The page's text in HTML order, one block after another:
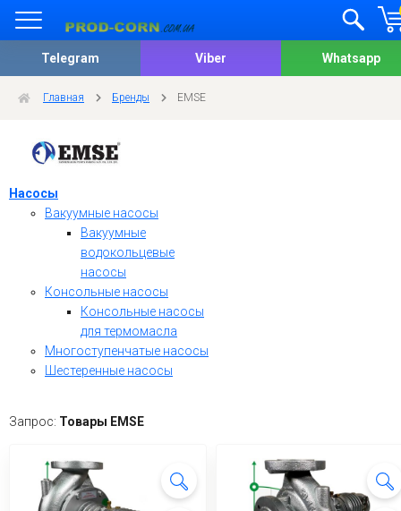
Telegram Viber Whatsapp
Главная Бренды EMSE
Насосы
Вакуумные насосы
Вакуумные
водокольцевые
насосы
Консольные насосы
Консольные насосы
для термомасла
Многоступенчатые насосы
Шестеренные насосы
Запрос: Товары EMSE